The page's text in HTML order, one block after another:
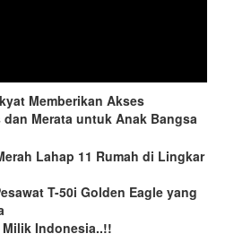
Memberikan Akses
Merata untuk Anak Bangsa
Lahap 11 Rumah di Lingkar
T-50i Golden Eagle yang
Indonesia..!!